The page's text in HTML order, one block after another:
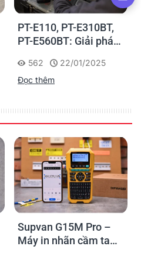
PT-E110, PT-E310BT,
PT-E560BT: Giải pháp
nghiệp của Brother
562
22/01/2025
Đọc thêm
Supvan G15M Pro –
Máy in nhãn cầm tay